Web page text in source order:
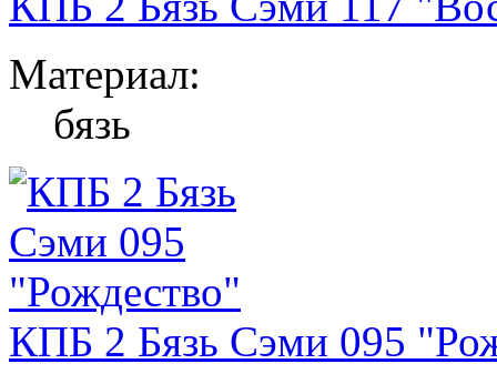
Материал:
бязь
КПБ 2 Бязь Сэми 095